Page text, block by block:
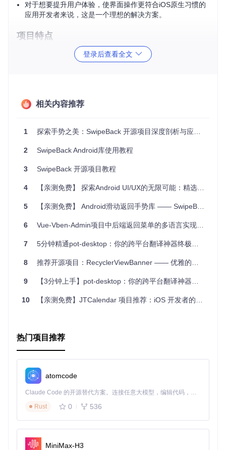
对于想要提升用户体验，使界面操作更符合iOS原生习惯的
应用开发者来说，这是一个理想的解决方案。
项目特点
SwipeBack通过CocoaPods轻松安装，只需
：支持iOS 7.0及以上版本，覆盖广泛的设备范
围。
费使用。
如果你正在寻找一个能帮助你优化应用内返回手势的工具，那
SwipeBack绝对值得你试试看。立即添加到你的项目中，
登录后查看全文
相关内容推荐
1 探索手势之美：SwipeBack 开源项目深度剖析与应用推荐
2 SwipeBack Android库使用教程
3 SwipeBack 开源项目教程
4 【亲测免费】 探索Android UI/UX的无限可能：精选库合集
5 【亲测免费】 Android滑动返回手势库 —— SwipeBackLayout 下载与安装教程
6 Vue-Vben-Admin项目中后端返回菜单的多语言实现方案
7 5分钟精通pot-desktop：你的跨平台翻译神器终极配置手册
8 推荐开源项目：RecyclerViewBanner —— 优雅的轮播图解决方案
9 【3分钟上手】pot-desktop：你的跨平台翻译神器终极指南
10 【亲测免费】JTCalendar 项目推荐：iOS 开发者的终极日历解决方案
热门项目推荐
atomcode
Claude Code 的开源替代方案。连接任意大模型，编辑代码，运行命令，自动验证 — 全自动执行。用 Rust 构建，极致性能。 ｜ An open-source alternative to Claude Code. Connect any LLM, edit code, run commands, and verify changes — autonomously. Built in Rust for speed. Get Started
Rust
0 536
MiniMax-H3